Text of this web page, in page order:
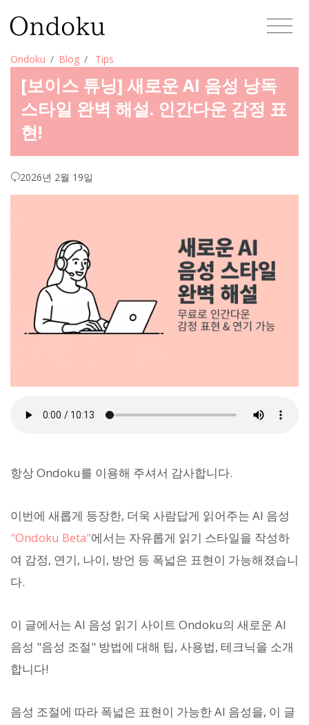
Ondoku Blog Tips
[보이스 튜닝] 새로운 AI 음성 낭독
스타일 완벽 해설. 인간다운 감정 표
현!
2026년 2월 19일
항상 Ondoku를 이용해 주셔서 감사합니다.
이번에 새롭게 등장한, 더욱 사람답게 읽어주는 AI 음성
"Ondoku Beta"에서는 자유롭게 읽기 스타일을 작성하
여 감정, 연기, 나이, 방언 등 폭넓은 표현이 가능해졌습니
다.
이 글에서는 AI 음성 읽기 사이트 Ondoku의 새로운 AI
음성 "음성 조절" 방법에 대해 팁, 사용법, 테크닉을 소개
합니다!
음성 조절에 따라 폭넓은 표현이 가능한 AI 음성을, 이 글